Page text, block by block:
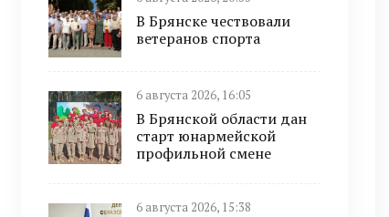
В Брянске чествовали
ветеранов спорта
6 августа 2026, 16:05
В Брянской области дан
старт юнармейской
профильной смене
6 августа 2026, 15:38